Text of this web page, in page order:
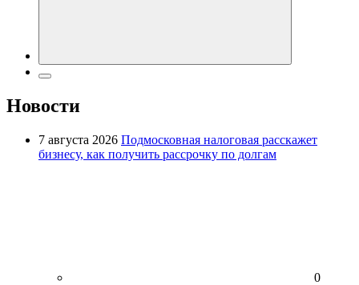
Новости
7 августа 2026 Подмосковная налоговая расскажет
бизнесу, как получить рассрочку по долгам
0